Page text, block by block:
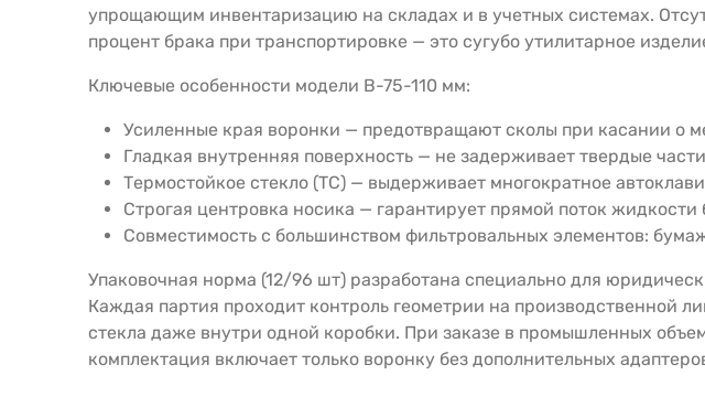
упрощающим инвентаризацию на складах и в учетных системах.
процент брака при транспортировке — это сугубо утилитарное
Ключевые особенности модели В-75-110 мм:
Усиленные края воронки — предотвращают сколы при касании о
Гладкая внутренняя поверхность — не задерживает твердые
Термостойкое стекло (ТС) — выдерживает многократное
Строгая центровка носика — гарантирует прямой поток
Совместимость с большинством фильтровальных элементов:
Упаковочная норма (12/96 шт) разработана специально для
Каждая партия проходит контроль геометрии на производственной
стекла даже внутри одной коробки. При заказе в промышленных
комплектация включает только воронку без дополнительных